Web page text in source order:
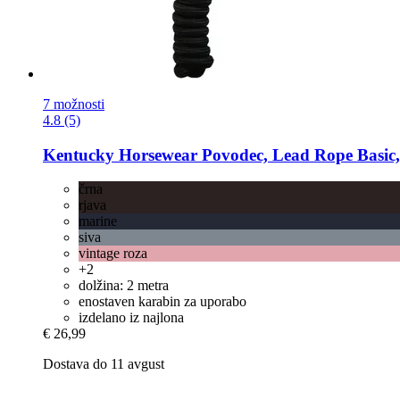
7 možnosti
4.8 (5)
Kentucky Horsewear Povodec, Lead Rope
črna
rjava
marine
siva
vintage roza
+2
dolžina: 2 metra
enostaven karabin za uporabo
izdelano iz najlona
€ 26,99
Dostava do 11 avgust